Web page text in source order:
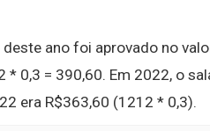
deste ano foi aprovado no
0,3 = 390,60. Em 2022, o
era R$363,60 (1212 * 0,3).